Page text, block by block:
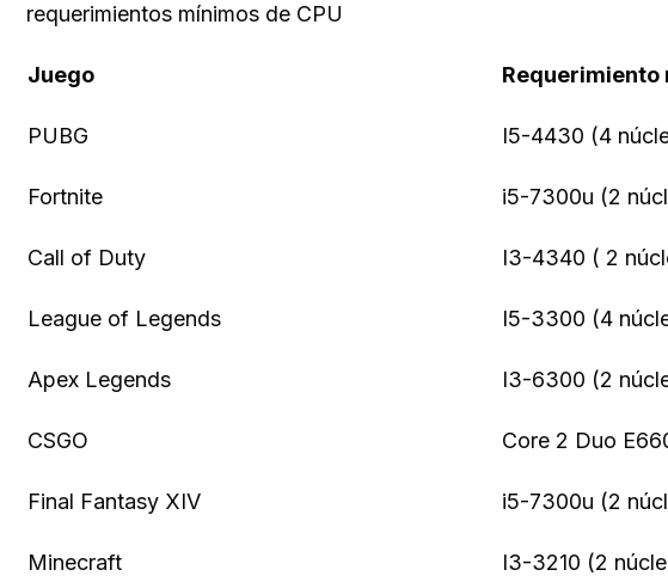
requerimientos mínimos de CPU
Juego Requerimiento
PUBG I5-4430 (4
Fortnite i5-7300u (2
Call of Duty I3-4340 ( 2
League of Legends I5-3300 (4
Apex Legends I3-6300 (2
CSGO Core 2 Duo
Final Fantasy XIV i5-7300u (2
Minecraft I3-3210 (2